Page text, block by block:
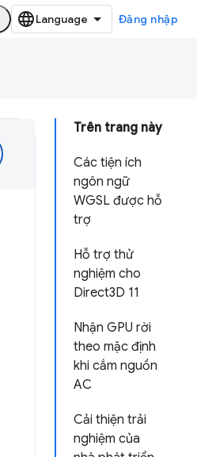
Đăng nhập
Trên trang này
Các tiện ích
ngôn ngữ
WGSL được hỗ
trợ
Hỗ trợ thử
nghiệm cho
Direct3D 11
Nhận GPU rời
theo mặc định
khi cắm nguồn
AC
Cải thiện trải
nghiệm của